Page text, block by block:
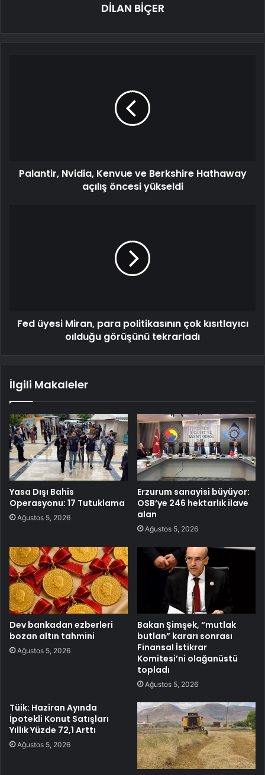
DİLAN BİÇER
Palantir, Nvidia, Kenvue ve Berkshire Hathaway
açılış öncesi yükseldi
Fed üyesi Miran, para politikasının çok kısıtlayıcı
oılduğu görüşünü tekrarladı
İlgili Makaleler
Yasa Dışı Bahis
Operasyonu: 17 Tutuklama
Ağustos 5, 2026
Erzurum sanayisi büyüyor:
OSB’ye 246 hektarlık ilave
alan
Ağustos 5, 2026
Dev bankadan ezberleri
bozan altın tahmini
Ağustos 5, 2026
Bakan Şimşek, “mutlak
butlan” kararı sonrası
Finansal İstikrar
Komitesi’ni olağanüstü
topladı
Ağustos 5, 2026
Tüik: Haziran Ayında
İpotekli Konut Satışları
Yıllık Yüzde 72,1 Arttı
Ağustos 5, 2026